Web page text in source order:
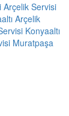
Arçelik Servisi
Arçelik
Konyaaltı
Muratpaşa